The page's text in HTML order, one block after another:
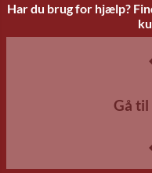
Har du brug for hjælp?
Gå